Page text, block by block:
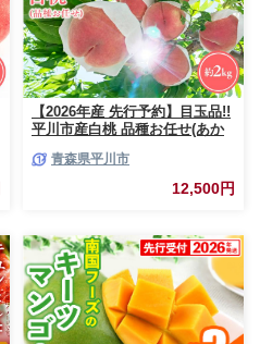
【2026年産 先行予約】目玉品!!
平川市産白桃 品種お任せ(あか
8玉)【今井農園】[hi-0064-003]
青森県平川市
12,500円